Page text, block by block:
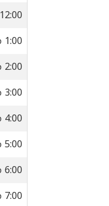
12:00 صباحاً
1:00 مساءً
2:00 مساءً
3:00 مساءً
4:00 مساءً
5:00 مساءً
6:00 مساءً
7:00 مساءً